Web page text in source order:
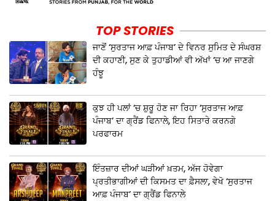
TOP STORIES
ਜਾਣੋਂ ‘ਸੁਰਤਾਜ ਆਫ਼ ਪੰਜਾਬ’ ਦੇ ਵਿਨਰ ਸੁਮਿਤ ਦੇ ਸੰਘਰਸ਼
ਦੀ ਕਹਾਣੀ, ਸੁਣ ਕੇ ਤੁਹਾਡੀਆਂ ਵੀ ਅੱਖਾਂ ‘ਚ ਆ ਜਾਣਗੇ
ਹੰਝੂ
ਕੁਝ ਹੀ ਪਲਾਂ ‘ਚ ਸ਼ੁਰੂ ਹੋਣ ਜਾ ਰਿਹਾ ‘ਸੁਰਤਾਜ ਆਫ਼
ਪੰਜਾਬ’ ਦਾ ਗ੍ਰੈਂਡ ਫਿਨਾਲੇ, ਇਹ ਸਿਤਾਰੇ ਕਰਨਗੇ
ਪਰਫਾਰਮ
ਇੰਤਜ਼ਾਰ ਦੀਆਂ ਘੜੀਆਂ ਖ਼ਤਮ, ਅੱਜ ਹੋਵੇਗਾ
ਪ੍ਰਤੀਭਾਗੀਆਂ ਦੀ ਕਿਸਮਤ ਦਾ ਫ਼ੈਸਲਾ, ਵੇਖੋ ‘ਸੁਰਤਾਜ
ਆਫ਼ ਪੰਜਾਬ’ ਦਾ ਗ੍ਰੈਂਡ ਫਿਨਾਲੇ